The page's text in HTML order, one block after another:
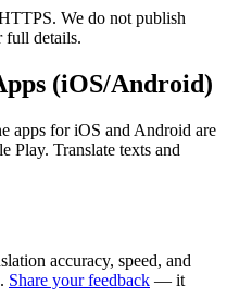
We do not publish
full details.
(iOS/Android)
apps for iOS and Android are
Play. Translate texts and
accuracy, speed, and
Share your feedback — it